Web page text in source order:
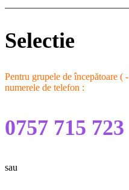
Selectie
Pentru grupele de începătoare ( -
numerele de telefon :
0757 715 723
sau